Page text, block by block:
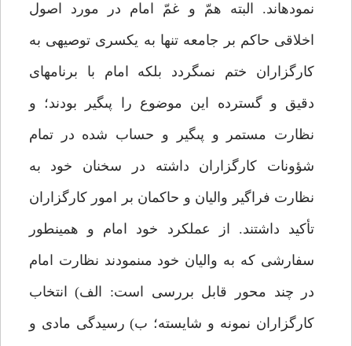
نموده‏اند. البته همّ و غمّ امام در مورد اصول
اخلاقى حاكم بر جامعه تنها به يكسرى توصيه‏ى به
كارگزاران ختم نمى‏گردد بلكه امام با برنامه‏اى
دقيق و گسترده اين موضوع را پى‏گير بودند؛ و
نظارت مستمر و پى‏گير و حساب شده در تمام
شؤونات كارگزاران داشته در سخنان خود به
نظارت فراگير واليان و حاكمان بر امور كارگزاران
تأكيد داشتند. از عملكرد خود امام و همين‏طور
سفارشى كه به واليان خود مى‏نمودند نظارت امام
در چند محور قابل بررسى است: الف) انتخاب
كارگزاران نمونه و شايسته؛ ب) رسيدگى مادى و